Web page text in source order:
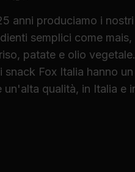
anni produciamo i
semplici come mais,
patate e olio
snack Fox Italia hanno
un'alta qualità, in Italia e